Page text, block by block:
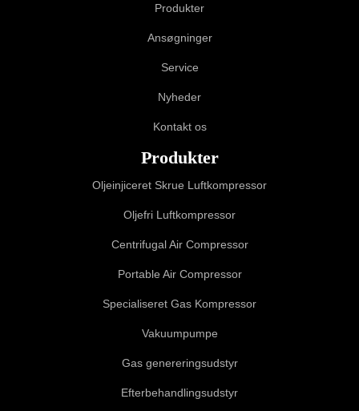
Produkter
Ansøgninger
Service
Nyheder
Kontakt os
Produkter
Oljeinjiceret Skrue Luftkompressor
Oljefri Luftkompressor
Centrifugal Air Compressor
Portable Air Compressor
Specialiseret Gas Kompressor
Vakuumpumpe
Gas genereringsudstyr
Efterbehandlingsudstyr